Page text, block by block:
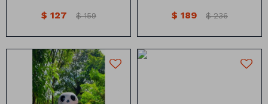
$ 127 $ 159 $ 189 $ 236